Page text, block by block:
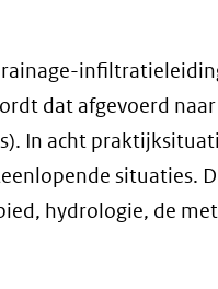
dat afgevoerd
In acht
situaties.
hydrologie, de